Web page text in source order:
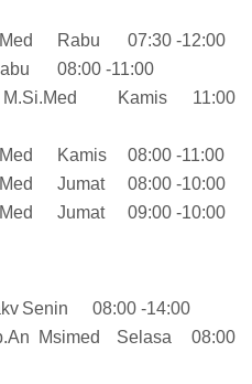
Rabu
07:30 -12:00
08:00 -11:00
Kamis
11:00
Kamis
08:00 -11:00
Jumat
08:00 -10:00
Jumat 09:00 -10:00
Senin
08:00 -14:00
Msimed
Selasa
08:00